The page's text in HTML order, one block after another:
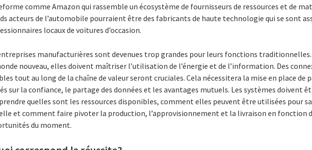
comme Amazon qui rassemble un écosystème de fournisseurs de ressources et de
acteurs de l’automobile pourraient être des fabricants de haute technologie qui se sont
locaux de voitures d’occasion.
manufacturières sont devenues trop grandes pour leurs fonctions
nouveau, elles doivent maîtriser l’utilisation de l’énergie et de l’information. Des
tout au long de la chaîne de valeur seront cruciales. Cela nécessitera la mise en place de
sur la confiance, le partage des données et les avantages mutuels. Les systèmes doivent
quelles sont les ressources disponibles, comment elles peuvent être utilisées pour
et comment faire pivoter la production, l’approvisionnement et la livraison en fonction
du moment.